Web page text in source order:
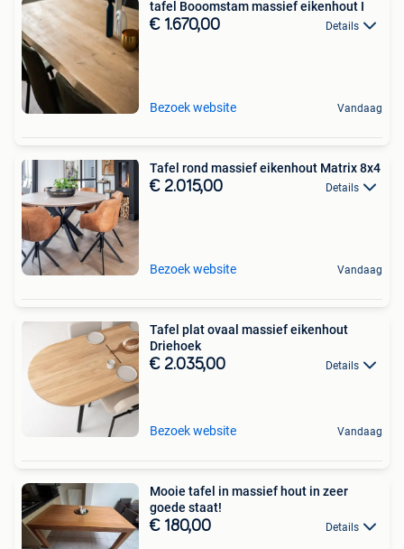
tafel Booomstam massief eikenhout I
€ 1.670,00 Details
Bezoek website Vandaag
Tafel rond massief eikenhout Matrix 8x4
€ 2.015,00 Details
Bezoek website Vandaag
Tafel plat ovaal massief eikenhout
Driehoek
€ 2.035,00 Details
Bezoek website Vandaag
Mooie tafel in massief hout in zeer
goede staat!
€ 180,00 Details